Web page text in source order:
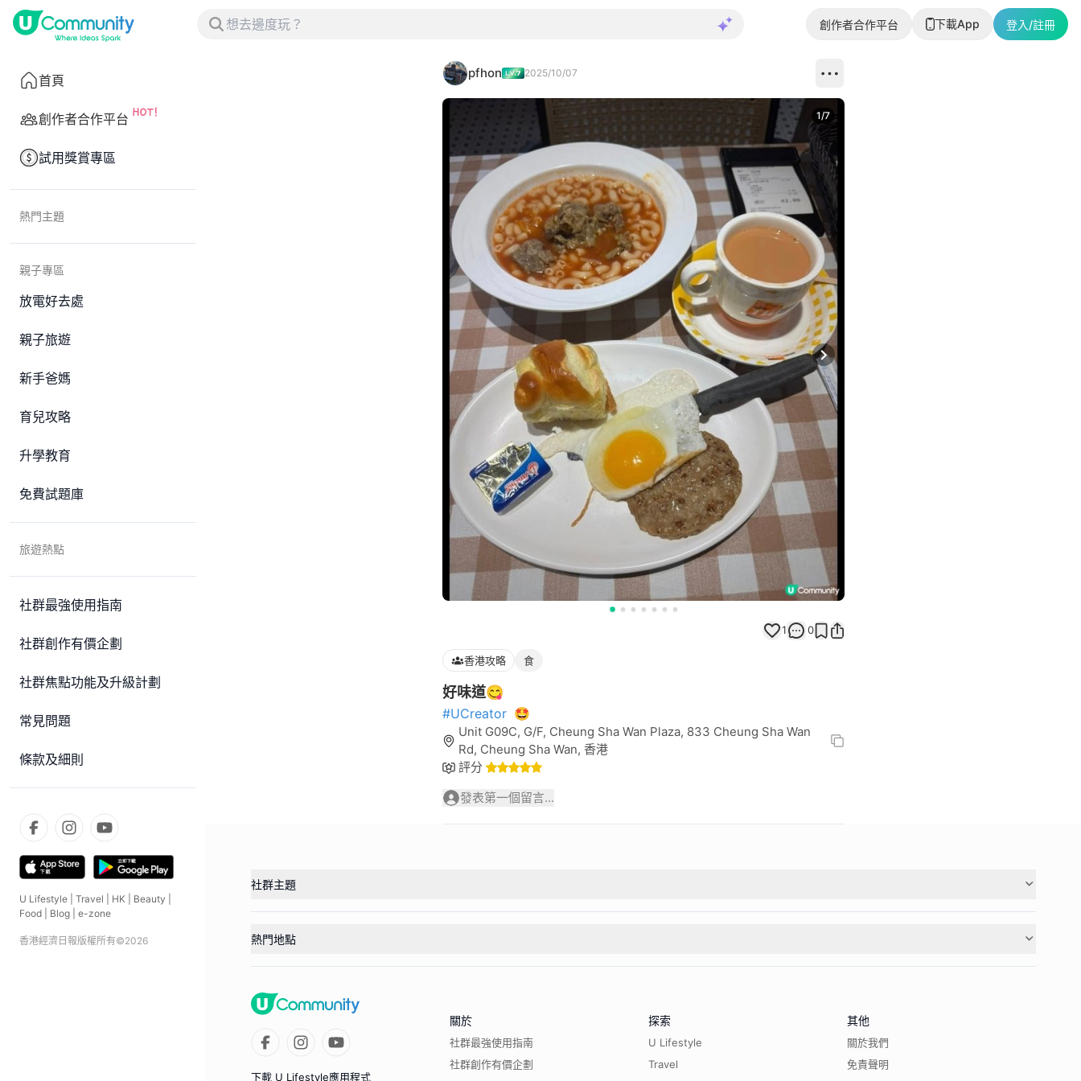
創作者合作平台 下載App 登入/註冊
首頁
創作者合作平台
試用獎賞專區
熱門主題
親子專區
放電好去處
親子旅遊
新手爸媽
育兒攻略
升學教育
免費試題庫
旅遊熱點
社群最強使用指南
社群創作有價企劃
社群焦點功能及升級計劃
常見問題
條款及細則
U Lifestyle Travel HK Beauty
Food
Blog e-zone
香港經濟日報版權所有©2026
pfhon 2025/10/07
Next slide
1/7
1 0
香港攻略 食
好味道😋
#UCreator 🤩
Unit G09C, G/F, Cheung Sha Wan Plaza, 833 Cheung Sha Wan
Rd, Cheung Sha Wan, 香港
評分
發表第一個留言...
社群主題
熱門地點
下載 U Lifestyle應用程式
關於
社群最強使用指南
社群創作有價企劃
探索
U Lifestyle
Travel
其他
關於我們
免責聲明